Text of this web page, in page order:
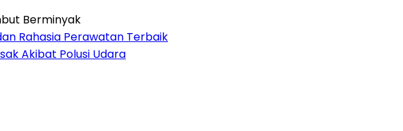
Berminyak
Rahasia Perawatan Terbaik
Akibat Polusi Udara